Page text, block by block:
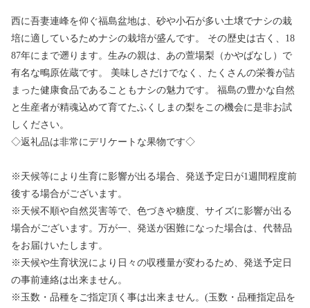
西に吾妻連峰を仰ぐ福島盆地は、砂や小石が多い土壌でナシの栽
培に適しているためナシの栽培が盛んです。 その歴史は古く、18
87年にまで遡ります。生みの親は、あの萱場梨（かやばなし）で
有名な鴫原佐蔵です。 美味しさだけでなく、たくさんの栄養が詰
まった健康食品であることもナシの魅力です。 福島の豊かな自然
と生産者が精魂込めて育てたふくしまの梨をこの機会に是非お試
しください。
◇返礼品は非常にデリケートな果物です◇
※天候等により生育に影響が出る場合、発送予定日が1週間程度前
後する場合がございます。
※天候不順や自然災害等で、色づきや糖度、サイズに影響が出る
場合がございます。万が一、発送が困難になった場合は、代替品
をお届けいたします。
※天候や生育状況により日々の収穫量が変わるため、発送予定日
の事前連絡は出来ません。
※玉数・品種をご指定頂く事は出来ません。(玉数・品種指定品を